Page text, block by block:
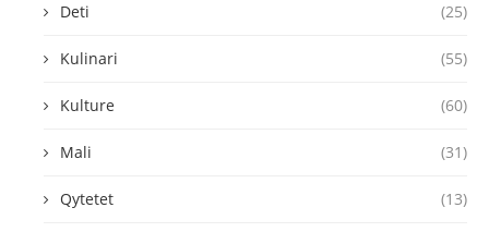
Deti (25)
Kulinari (55)
Kulture (60)
Mali (31)
Qytetet (13)